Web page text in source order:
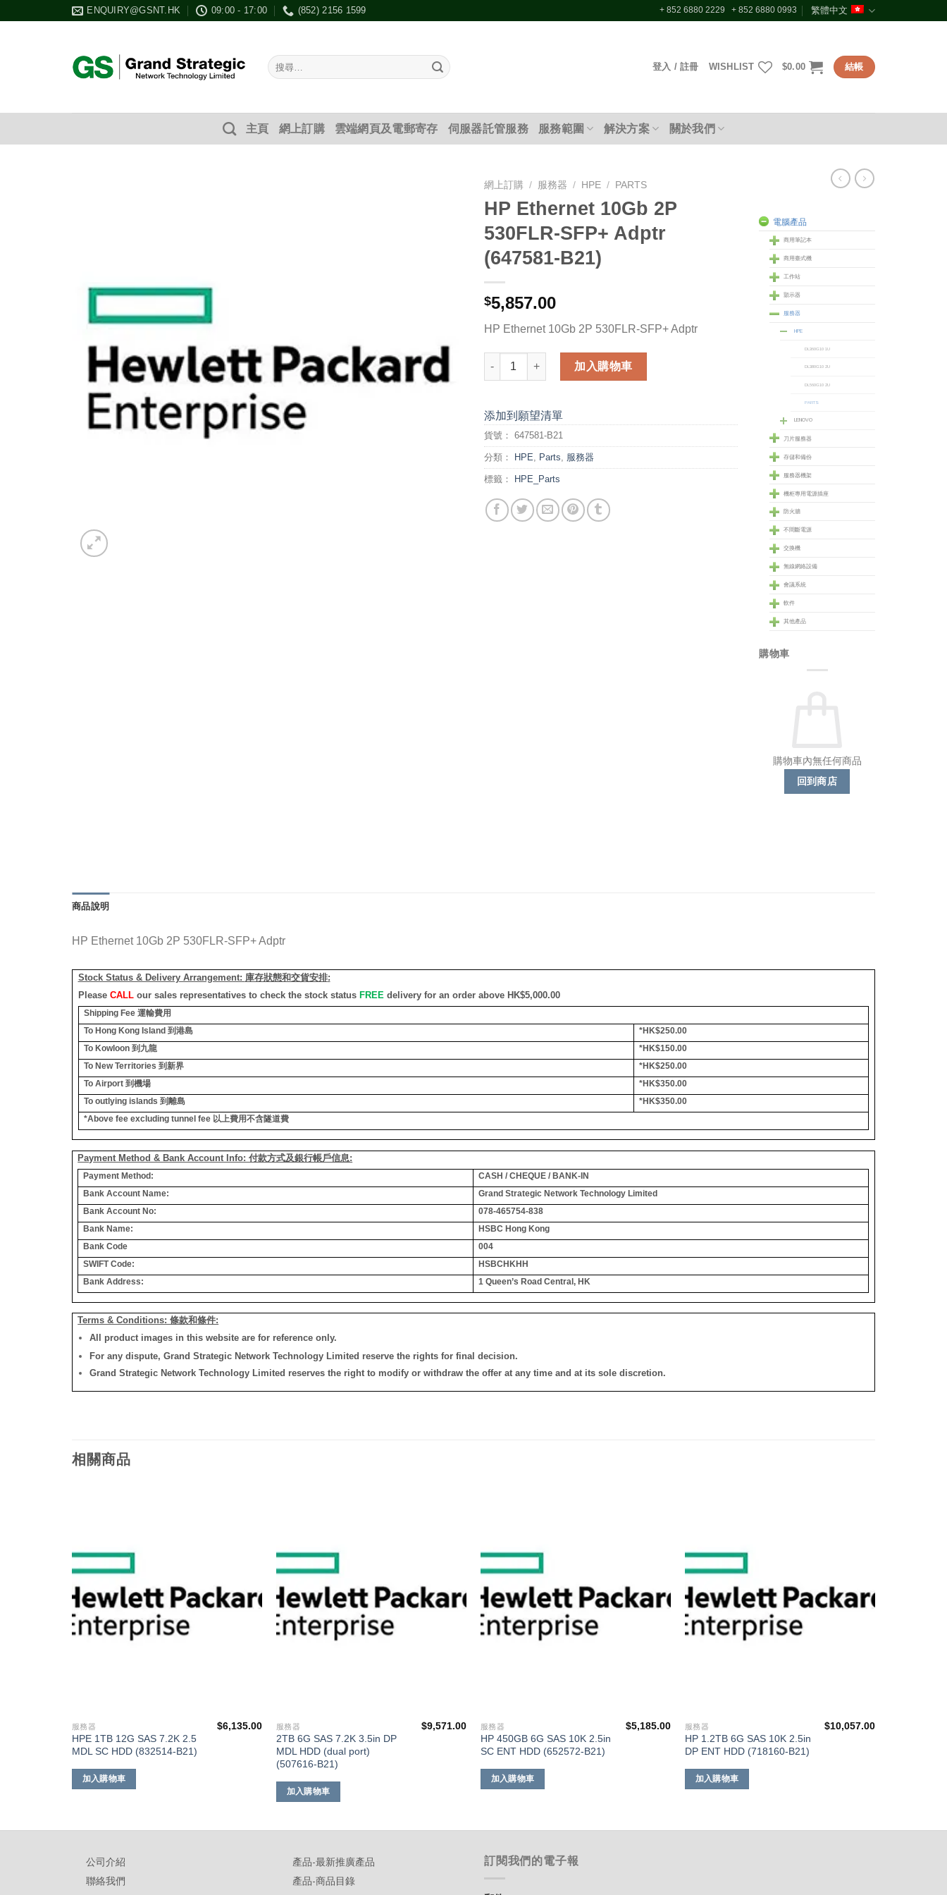
ENQUIRY@GSNT.HK 09:00 - 17:00 (852) 2156 1599 + 852 6880 2229 + 852 6880 0993 繁體中文
搜
尋：
登入 / 註冊 WISHLIST $0.00 結帳
主頁 網上訂購 雲端網頁及電郵寄存 伺服器託管服務 服務範圍 解決方案 關於我們
網上訂購 / 服務器 / HPE / PARTS
HP Ethernet 10Gb 2P
530FLR-SFP+ Adptr
(647581-B21)
$5,857.00
HP Ethernet 10Gb 2P 530FLR-SFP+ Adptr
HP Ethernet 10Gb 2P 530FLR-SFP+ Adptr (647581-B21) 數量
加入購物車
添加到願望清單
貨號： 647581-B21
分類： HPE Parts 服務器
標籤： HPE_Parts
電腦產品
商用筆記本
商用臺式機
工作站
顥示器
服務器
HPE
DL360G10 1U
DL380G10 2U
DL560G10 2U
PARTS
LENOVO
刀片服務器
存儲和備份
服務器機架
機柜專用電源插座
防火牆
不間斷電源
交換機
無線網絡設備
會議系統
軟件
其他產品
購物車
購物車內無任何商品
回到商店
商品說明
HP Ethernet 10Gb 2P 530FLR-SFP+ Adptr
Stock Status & Delivery Arrangement: 庫存狀態和交貨安排:
Please CALLour sales representatives to check the stock status FREE delivery for an order above HK$5,000.00
Shipping Fee 運輸費用
To Hong Kong Island 到港島
*HK$250.00
To Kowloon 到九龍
*HK$150.00
To New Territories 到新界
*HK$250.00
To Airport 到機場
*HK$350.00
To outlying islands 到離島
*HK$350.00
*Above fee excluding tunnel fee 以上費用不含隧道費
Payment Method & Bank Account Info: 付款方式及銀行帳戶信息:
Payment Method:
CASH / CHEQUE / BANK-IN
Bank Account Name:
Grand Strategic Network Technology Limited
Bank Account No:
078-465754-838
Bank Name:
HSBC Hong Kong
Bank Code
004
SWIFT Code:
HSBCHKHH
Bank Address:
1 Queen’s Road Central, HK
Terms & Conditions: 條款和條件:
All product images in this website are for reference only.
For any dispute, Grand Strategic Network Technology Limited reserve the rights for final decision.
Grand Strategic Network Technology Limited reserves the right to modify or withdraw the offer at any time and at its sole discretion.
相關商品
服務器
HPE 1TB 12G SAS 7.2K 2.5
MDL SC HDD (832514-B21)
$6,135.00
加入購物車
服務器
2TB 6G SAS 7.2K 3.5in DP
MDL HDD (dual port)
(507616-B21)
$9,571.00
加入購物車
服務器
HP 450GB 6G SAS 10K 2.5in
SC ENT HDD (652572-B21)
$5,185.00
加入購物車
服務器
HP 1.2TB 6G SAS 10K 2.5in
DP ENT HDD (718160-B21)
$10,057.00
加入購物車
公司介紹
聯絡我們
產品-最新推廣產品
產品-商品目錄
訂閱我們的電子報